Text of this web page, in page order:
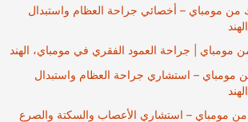
من مومباي – أخصائي جراحة العظام واستبدال
مومباي | جراحة العمود الفقري في مومباي، الهند
مومباي – استشاري جراحة العظام واستبدال
من مومباي – استشاري الأعصاب والسكتة والصرع